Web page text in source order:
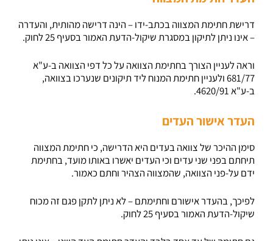
דרישת חתימת המצווה בכתב-ידו – הינה דרישה מהותית, והעדרה
– אינו ניתן לתיקון במסגרת שיקול-הדעת האמור בסעיף 25 לחוק.
וראה לעניין הצורך בחתימת הצוואה על כל דפי הצוואה ב-ע"א
681/77 ולעניין חתימת המנוח ליד תיקונים שנערכו בצוואה,
ב-ע"א 4620/91.
העדר אישור העדים
סימן ההיכר של צוואה בעדים היא הדרישה, כי חתימת המצווה
תיחתם בפני שני עדים וכי העדים יאשרו באותו מועד, בחתימת
ידם על-פני הצוואה, שהמצווה הצהיר וחתם כאמור.
לפיכך, בהעדר אישורם וחתימתם – לא ניתן לתקן פגם זה מכוח
שיקול-הדעת האמור בסעיף 25 לחוק.